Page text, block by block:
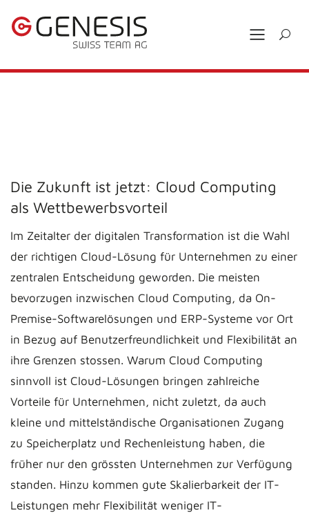
Die Zukunft ist jetzt: Cloud Computing
als Wettbewerbsvorteil
Im Zeitalter der digitalen Transformation ist die Wahl
der richtigen Cloud-Lösung für Unternehmen zu einer
zentralen Entscheidung geworden. Die meisten
bevorzugen inzwischen Cloud Computing, da On-
Premise-Softwarelösungen und ERP-Systeme vor Ort
in Bezug auf Benutzerfreundlichkeit und Flexibilität an
ihre Grenzen stossen. Warum Cloud Computing
sinnvoll ist Cloud-Lösungen bringen zahlreiche
Vorteile für Unternehmen, nicht zuletzt, da auch
kleine und mittelständische Organisationen Zugang
zu Speicherplatz und Rechenleistung haben, die
früher nur den grössten Unternehmen zur Verfügung
standen. Hinzu kommen gute Skalierbarkeit der IT-
Leistungen mehr Flexibilität weniger IT-